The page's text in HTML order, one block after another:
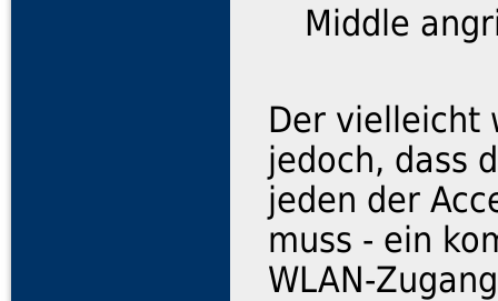
Middle
Der vielleicht
jedoch, dass
jeden der
muss - ein
WLAN-